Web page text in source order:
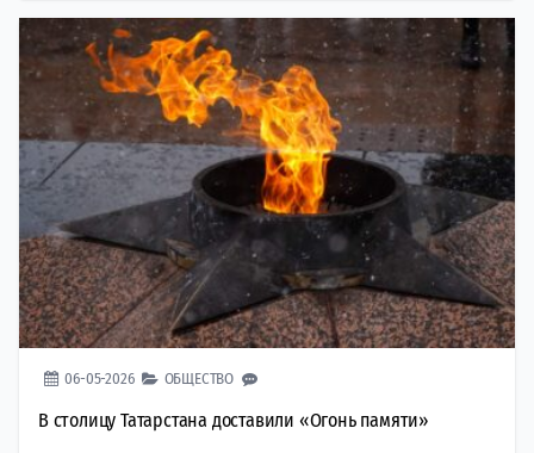
06-05-2026 ОБЩЕСТВО
В столицу Татарстана доставили «Огонь памяти»